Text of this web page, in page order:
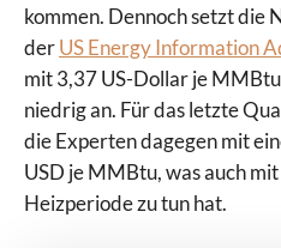
kommen. Dennoch setzt die
derUS Energy Information
mit 3,37 US-Dollar je
niedrig an. Für das letzte
die Experten dagegen mit
USD je MMBtu, was auch
Heizperiode zu tun hat.